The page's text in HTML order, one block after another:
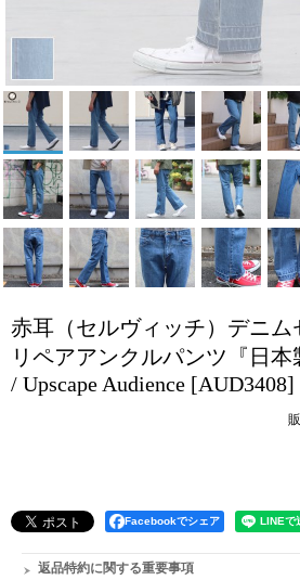
赤耳（セルヴィッチ）デニ
リペアアンクルパンツ『日本
/ Upscape Audience [AUD3408]
Facebookでシェア
返品特約に関する重要事項